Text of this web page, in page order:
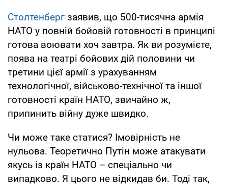
Столтенберг заявив, що 500-тисячна армія
НАТО у повній бойовій готовності в принципі
готова воювати хоч завтра. Як ви розумієте,
поява на театрі бойових дій половини чи
третини цієї армії з урахуванням
технологічної, військово-технічної та іншої
готовності країн НАТО, звичайно ж,
припинить війну дуже швидко.
Чи може таке статися? Імовірність не
нульова. Теоретично Путін може атакувати
якусь із країн НАТО – спеціально чи
випадково. Я цього не відкидав би. Тоді так,